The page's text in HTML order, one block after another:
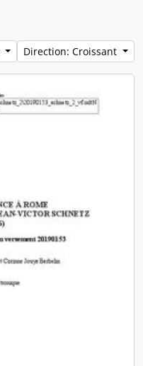
Direction: Croissant